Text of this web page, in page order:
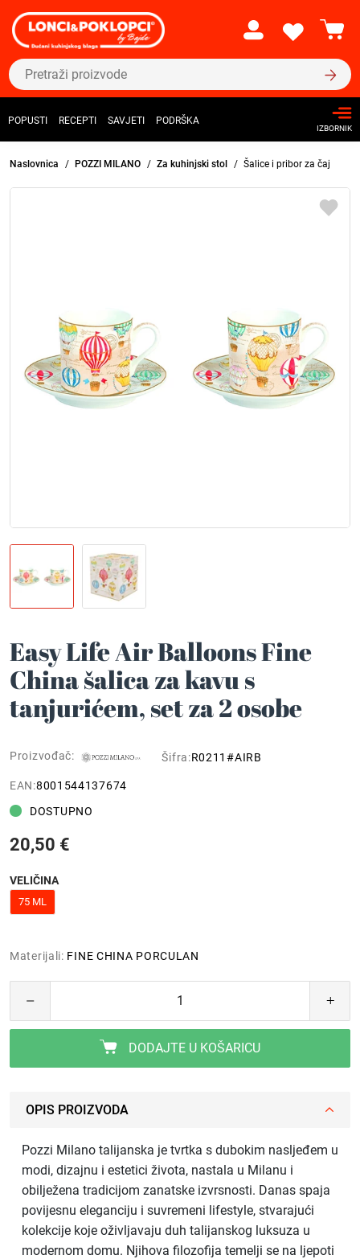
POPUSTI RECEPTI SAVJETI PODRŠKA
IZBORNIK
Naslovnica POZZI MILANO Za kuhinjski stol Šalice i pribor za čaj
Easy Life Air Balloons Fine
China šalica za kavu s
tanjurićem, set za 2 osobe
Proizvođač: Šifra:R0211#AIRB
EAN:8001544137674
DOSTUPNO
20,50 €
VELIČINA
75 ML
Materijali: FINE CHINA PORCULAN
DODAJTE U KOŠARICU
OPIS PROIZVODA
Pozzi Milano talijanska je tvrtka s dubokim nasljeđem u
modi, dizajnu i estetici života, nastala u Milanu i
obilježena tradicijom zanatske izvrsnosti. Danas spaja
povijesnu eleganciju i suvremeni lifestyle, stvarajući
kolekcije koje oživljavaju duh talijanskog luksuza u
modernom domu. Njihova filozofija temelji se na ljepoti